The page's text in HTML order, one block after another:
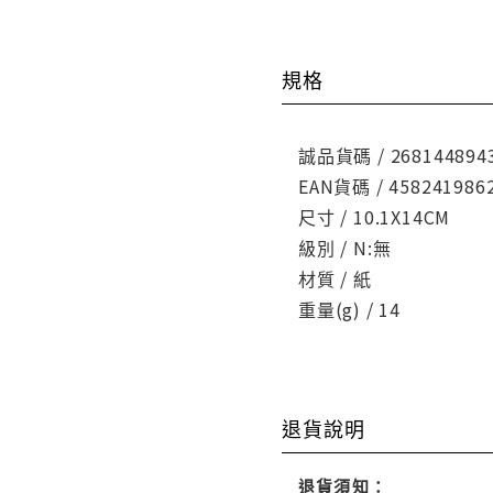
規格
誠品貨碼 /
EAN貨碼 /
尺寸 / 10.1X14CM
級別 / N:無
材質 / 紙
重量(g) / 14
退貨說明
退貨須知：